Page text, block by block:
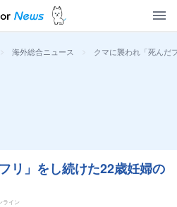
> 海外総合ニュース > クマに襲われ「死んだ
リ」をし続けた22歳妊婦の
ライン